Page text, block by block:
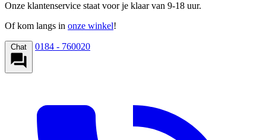
Onze klantenservice staat voor je klaar van 9-18 uur.
Of kom langs in onze winkel!
Chat 0184 - 760020